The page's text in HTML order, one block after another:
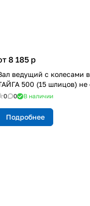
8 185 p
ведущий с колесами
500 (15 шлицов) не
0 0 В наличии
Подробнее